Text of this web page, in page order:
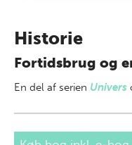
Historie
Fortidsbrug og
En del af serien Univers